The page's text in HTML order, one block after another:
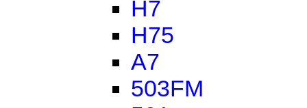
H7
H75
A7
503FM